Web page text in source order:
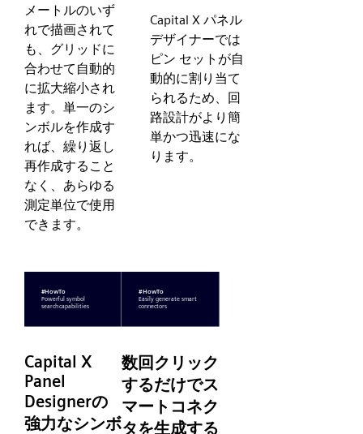
メートルのいず
れで描画されて
も、グリッドに
合わせて自動的
に拡大縮小され
ます。単一のシ
ンボルを作成す
れば、繰り返し
再作成すること
なく、あらゆる
測定単位で使用
できます。
Capital X パネル
デザイナーでは
ピン セットが自
動的に割り当て
られるため、回
路設計がより簡
単かつ迅速にな
ります。
Capital X
Panel
Designerの
強力なシンボ
数回クリック
するだけでス
マートコネク
タを生成する